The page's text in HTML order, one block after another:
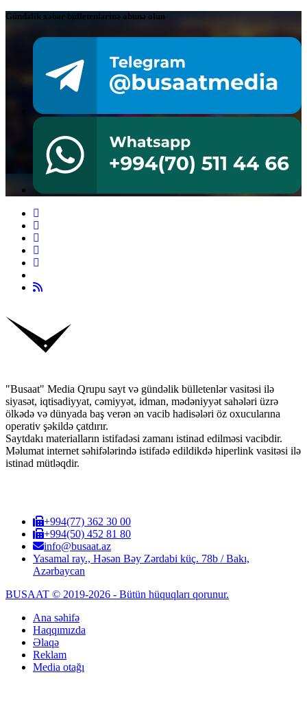
Gündəlik xəbər bülletenlərinə abunə olun
"Busaat" Media Qrupu sayt və gündəlik bülletenlər vasitəsi ilə
siyasət, iqtisadiyyat, cəmiyyət, idman, mədəniyyət sahələri üzrə
ölkədə və dünyada baş verən ən vacib hadisələri öz oxucularına
operativ şəkildə çatdırır.
Saytdakı materialların istifadəsi zamanı istinad edilməsi vacibdir.
Məlumat internet səhifələrində istifadə edildikdə hiperlink vasitəsi ilə
istinad mütləqdir.
+994(77) 362 30 00
+994(50) 452 81 80
info@busaat.az
Yasamal ray., Həsən Bəy Zərdabi küç. 78b / Bakı,
Azərbaycan
BUSAAT © 2019-2026 - Bütün hüquqları qorunur.
Ana səhifə
Haqqımızda
Əlaqə
Reklam
Media otağı